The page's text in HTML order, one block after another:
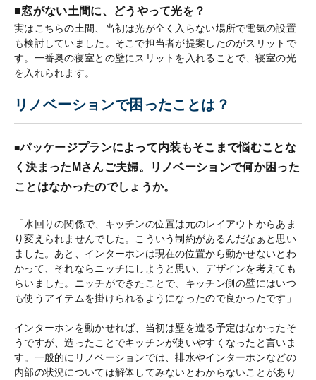
■窓がない土間に、どうやって光を？
実はこちらの土間、当初は光が全く入らない場所で電気の設置
も検討していました。そこで担当者が提案したのがスリットで
す。一番奥の寝室との壁にスリットを入れることで、寝室の光
を入れられます。
リノベーションで困ったことは？
■パッケージプランによって内装もそこまで悩むことな
く決まったMさんご夫婦。リノベーションで何か困った
ことはなかったのでしょうか。
「水回りの関係で、キッチンの位置は元のレイアウトからあま
り変えられませんでした。こういう制約があるんだなぁと思い
ました。あと、インターホンは現在の位置から動かせないとわ
かって、それならニッチにしようと思い、デザインを考えても
らいました。ニッチができたことで、キッチン側の壁にはいつ
も使うアイテムを掛けられるようになったので良かったです」
インターホンを動かせれば、当初は壁を造る予定はなかったそ
うですが、造ったことでキッチンが使いやすくなったと言いま
す。一般的にリノベーションでは、排水やインターホンなどの
内部の状況については解体してみないとわからないことがあり